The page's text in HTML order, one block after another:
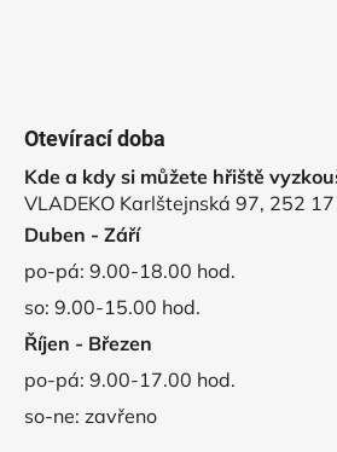
Otevírací doba
Kde a kdy si můžete hřiště
VLADEKO Karlštejnská 97, 252
Duben - Září
po-pá: 9.00-18.00 hod.
so: 9.00-15.00 hod.
Říjen - Březen
po-pá: 9.00-17.00 hod.
so-ne: zavřeno